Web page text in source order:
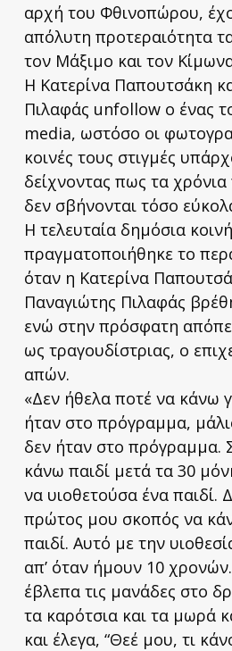
αρχή του Φθινοπώρου,
απόλυτη προτεραιότητα
τον Μάξιμο και τον
Η Κατερίνα Παπουτσάκη
Πιλαφάς unfollow ο ένας
media, ωστόσο οι
κοινές τους στιγμές
δείχνοντας πως τα
δεν σβήνονται τόσο
Η τελευταία δημόσια
πραγματοποιήθηκε το
όταν η Κατερίνα
Παναγιώτης Πιλαφάς
ενώ στην πρόσφατη
ως τραγουδίστριας, ο
απών.
«Δεν ήθελα ποτέ να κάνω
ήταν στο πρόγραμμα,
δεν ήταν στο πρόγραμμα.
κάνω παιδί μετά τα 30
να υιοθετούσα ένα παιδί.
πρώτος μου σκοπός να
παιδί. Αυτό με την
απ’ όταν ήμουν 10
έβλεπα τις μανάδες στο
τα καρότσια και τα μωρά
και έλεγα, “Θεέ μου, τι